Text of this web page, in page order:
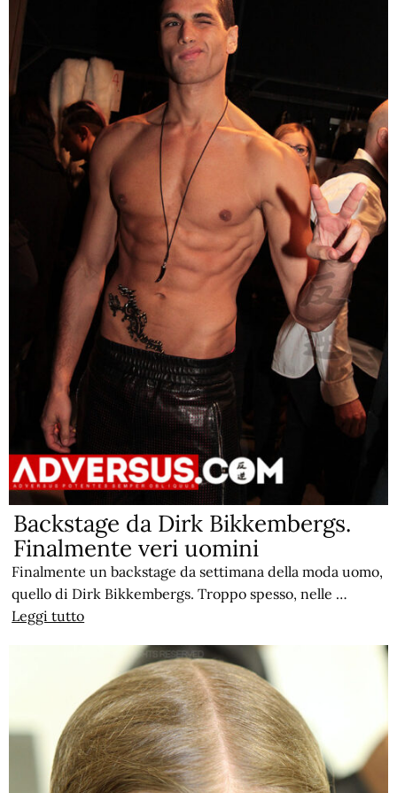
Backstage da Dirk Bikkembergs.
Finalmente veri uomini
Finalmente un backstage da settimana della moda uomo,
quello di Dirk Bikkembergs. Troppo spesso, nelle …
Leggi tutto